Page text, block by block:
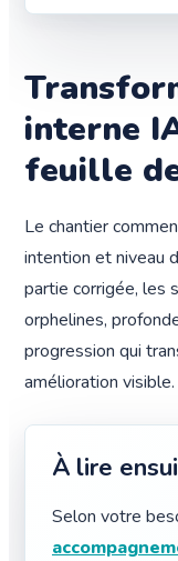
interne
feuille
Le chantier
intention et niveau
partie corrigée, les
orphelines,
progression qui
amélioration visible.
À lire
Selon votre